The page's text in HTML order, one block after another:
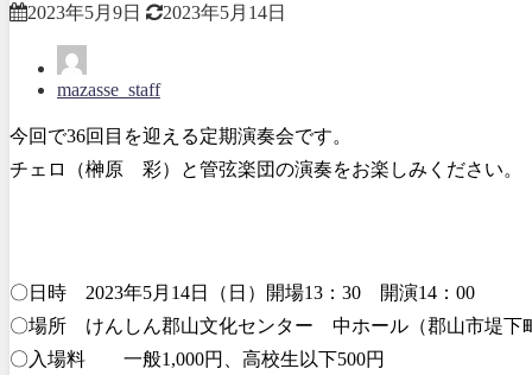
2023年5月9日 2023年5月14日
mazasse_staff
今回で36回目を迎える定期演奏会です。
チェロ（榊原 彩）と管弦楽団の演奏をお楽しみください。
〇日時 2023年5月14日（日）開場13：30 開演14：00
〇場所 けんしん郡山文化センター 中ホール（郡山市堤下
〇入場料 一般1,000円、高校生以下500円